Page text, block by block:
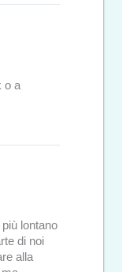
o a
lontano
di noi
alla